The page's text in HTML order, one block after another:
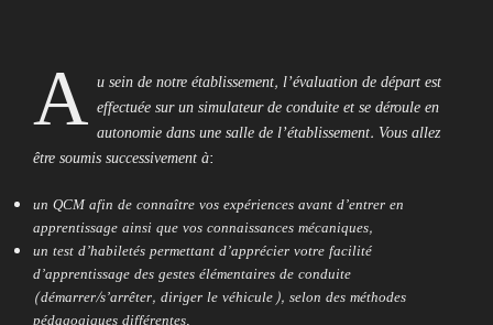
A u sein de notre établissement, l’évaluation de départ est
effectuée sur un simulateur de conduite et se déroule en
autonomie dans une salle de l’établissement. Vous allez
être soumis successivement à:
un QCM afin de connaître vos expériences avant d’entrer en
apprentissage ainsi que vos connaissances mécaniques,
un test d’habiletés permettant d’apprécier votre facilité
d’apprentissage des gestes élémentaires de conduite
(démarrer/s’arrêter, diriger le véhicule), selon des méthodes